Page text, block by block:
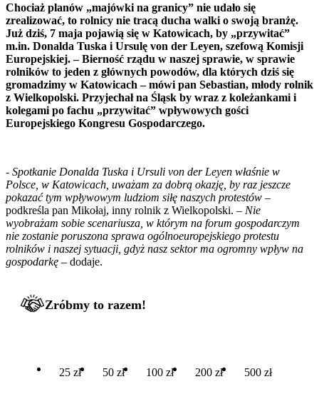
Chociaż planów „majówki na granicy” nie udało się
zrealizować, to rolnicy nie tracą ducha walki o swoją branżę.
Już dziś, 7 maja pojawią się w Katowicach, by „przywitać”
m.in. Donalda Tuska i Ursulę von der Leyen, szefową Komisji
Europejskiej. – Bierność rządu w naszej sprawie, w sprawie
rolników to jeden z głównych powodów, dla których dziś się
gromadzimy w Katowicach – mówi pan Sebastian, młody rolnik
z Wielkopolski. Przyjechał na Śląsk by wraz z koleżankami i
kolegami po fachu „przywitać” wpływowych gości
Europejskiego Kongresu Gospodarczego.
- Spotkanie Donalda Tuska i Ursuli von der Leyen właśnie w
Polsce, w Katowicach, uważam za dobrą okazję, by raz jeszcze
pokazać tym wpływowym ludziom siłę naszych protestów –
podkreśla pan Mikołaj, inny rolnik z Wielkopolski. – Nie
wyobrażam sobie scenariusza, w którym na forum gospodarczym
nie zostanie poruszona sprawa ogólnoeuropejskiego protestu
rolników i naszej sytuacji, gdyż nasz sektor ma ogromny wpływ na
gospodarkę – dodaje.
Zróbmy to razem!
25 zł 50 zł 100 zł 200 zł 500 zł